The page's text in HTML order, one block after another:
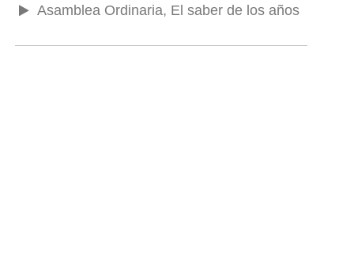
Asamblea Ordinaria, El saber de los años